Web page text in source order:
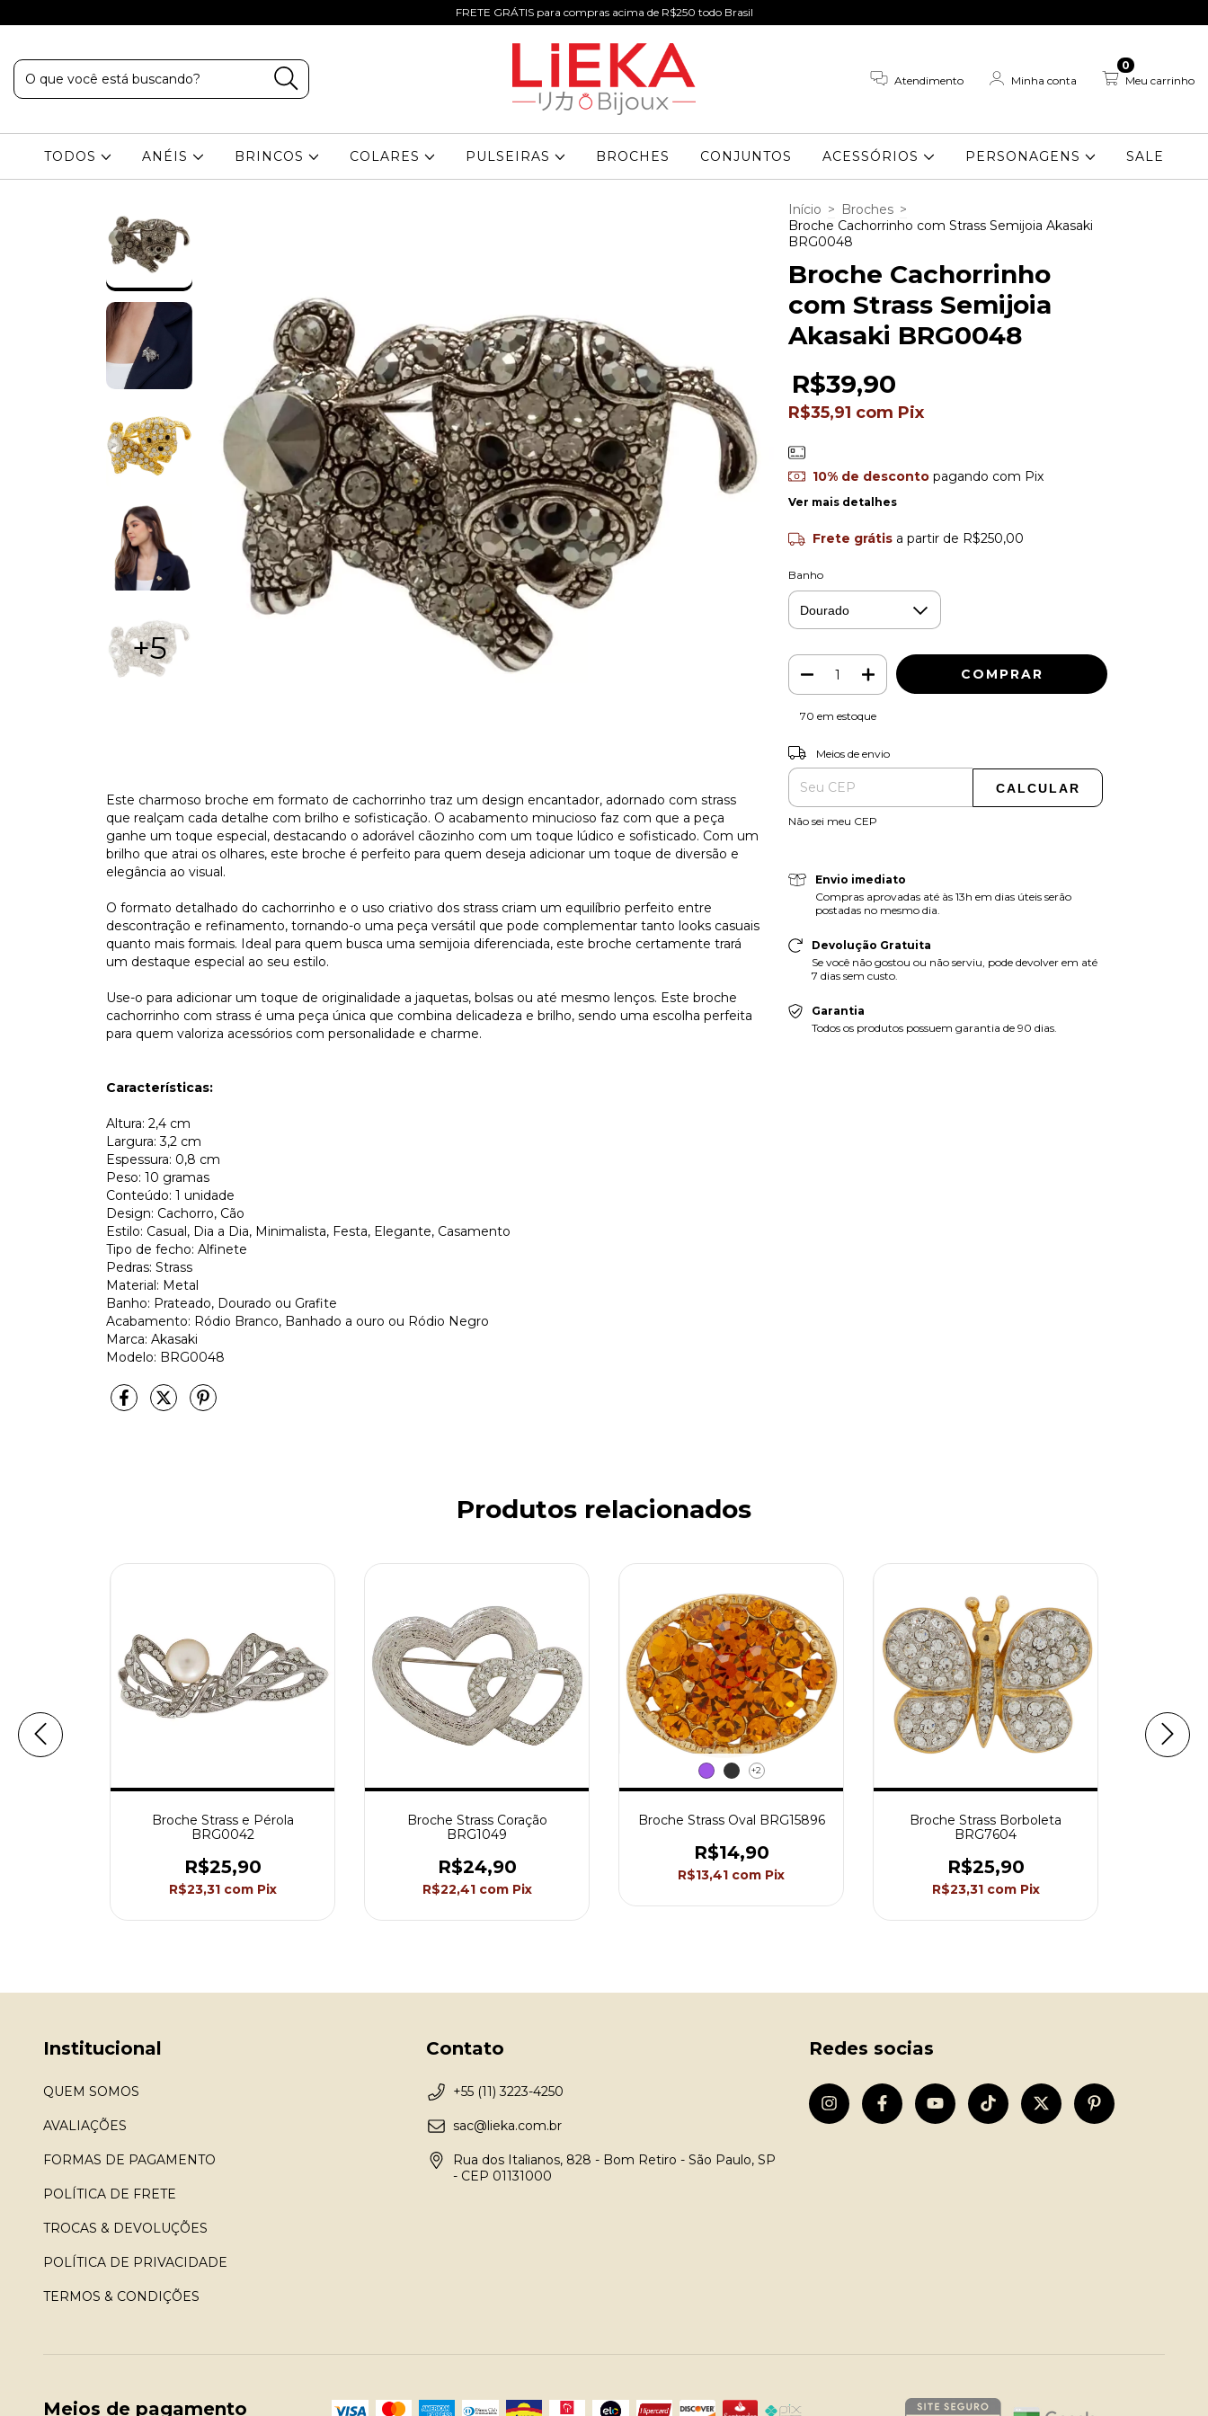
FRETE GRÁTIS para compras acima de R$250 todo Brasil
Atendimento Minha conta Meu carrinho
0
TODOS ANÉIS BRINCOS COLARES PULSEIRAS BROCHES CONJUNTOS ACESSÓRIOS PERSONAGENS SALE
+5
Este charmoso broche em formato de cachorrinho traz um design encantador, adornado com strass
que realçam cada detalhe com brilho e sofisticação. O acabamento minucioso faz com que a peça
ganhe um toque especial, destacando o adorável cãozinho com um toque lúdico e sofisticado. Com um
brilho que atrai os olhares, este broche é perfeito para quem deseja adicionar um toque de diversão e
elegância ao visual.
O formato detalhado do cachorrinho e o uso criativo dos strass criam um equilíbrio perfeito entre
descontração e refinamento, tornando-o uma peça versátil que pode complementar tanto looks casuais
quanto mais formais. Ideal para quem busca uma semijoia diferenciada, este broche certamente trará
um destaque especial ao seu estilo.
Use-o para adicionar um toque de originalidade a jaquetas, bolsas ou até mesmo lenços. Este broche
cachorrinho com strass é uma peça única que combina delicadeza e brilho, sendo uma escolha perfeita
para quem valoriza acessórios com personalidade e charme.
Características:
Altura: 2,4 cm
Largura: 3,2 cm
Espessura: 0,8 cm
Peso: 10 gramas
Conteúdo: 1 unidade
Design: Cachorro, Cão
Estilo: Casual, Dia a Dia, Minimalista, Festa, Elegante, Casamento
Tipo de fecho: Alfinete
Pedras: Strass
Material: Metal
Banho: Prateado, Dourado ou Grafite
Acabamento: Ródio Branco, Banhado a ouro ou Ródio Negro
Marca: Akasaki
Modelo: BRG0048
Início > Broches >
Broche Cachorrinho com Strass Semijoia Akasaki
BRG0048
Broche Cachorrinho
com Strass Semijoia
Akasaki BRG0048
R$39,90
R$35,91 com Pix
10% de descontopagando com Pix
Ver mais detalhes
Frete grátis a partir de R$250,00
Banho
70 em estoque
Entregas para o CEP:
Meios de envio
CALCULAR
Não sei meu CEP
Envio imediato
Compras aprovadas até às 13h em dias úteis serão
postadas no mesmo dia.
Devolução Gratuita
Se você não gostou ou não serviu, pode devolver em até
7 dias sem custo.
Garantia
Todos os produtos possuem garantia de 90 dias.
Produtos relacionados
Broche Strass e Pérola
BRG0042
R$25,90
R$23,31 com Pix
Broche Strass Coração
BRG1049
R$24,90
R$22,41 com Pix
+2
Broche Strass Oval BRG15896
R$14,90
R$13,41 com Pix
Broche Strass Borboleta
BRG7604
R$25,90
R$23,31 com Pix
Institucional
QUEM SOMOS
AVALIAÇÕES
FORMAS DE PAGAMENTO
POLÍTICA DE FRETE
TROCAS & DEVOLUÇÕES
POLÍTICA DE PRIVACIDADE
TERMOS & CONDIÇÕES
Contato
+55 (11) 3223-4250
sac@lieka.com.br
Rua dos Italianos, 828 - Bom Retiro - São Paulo, SP
- CEP 01131000
Redes socias
Meios de pagamento